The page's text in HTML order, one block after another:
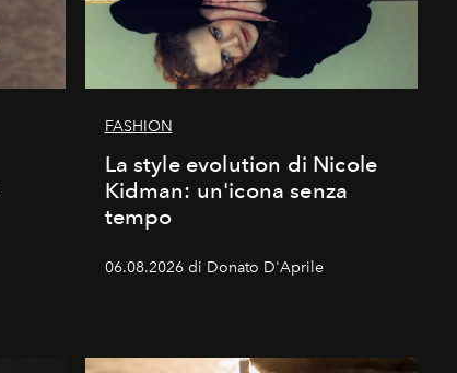
FASHION
La style evolution di Nicole
Kidman: un'icona senza
tempo
06.08.2026 di Donato D'Aprile